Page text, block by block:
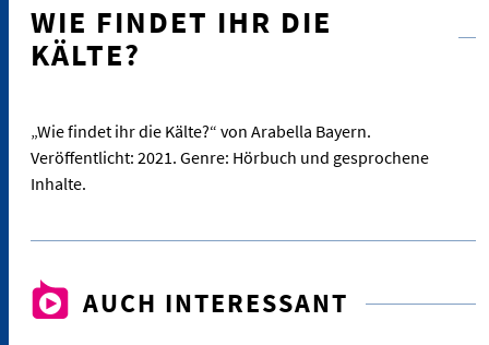
WIE FINDET IHR DIE
KÄLTE?
„Wie findet ihr die Kälte?“ von Arabella Bayern.
Veröffentlicht: 2021. Genre: Hörbuch und gesprochene
Inhalte.
AUCH INTERESSANT